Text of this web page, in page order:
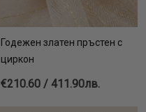
Годежен златен пръстен с
циркон
€210.60 / 411.90лв.